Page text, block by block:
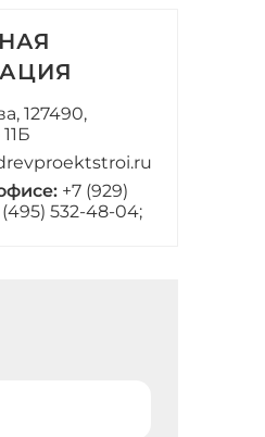
127490,
+7 (929)
(495) 532-48-04;